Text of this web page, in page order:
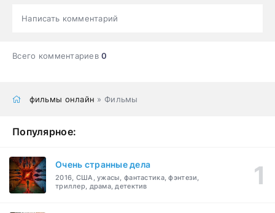
Написать комментарий
Всего комментариев0
фильмы онлайн » Фильмы
Популярное:
Очень странные дела
2016, США, ужасы, фантастика, фэнтези,
триллер, драма, детектив